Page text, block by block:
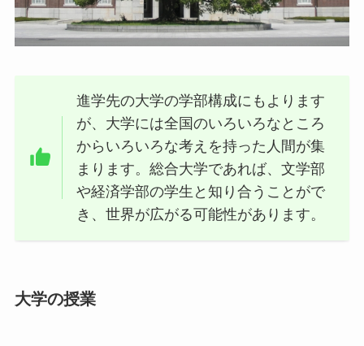
進学先の大学の学部構成にもよります
が、大学には全国のいろいろなところ
からいろいろな考えを持った人間が集
まります。総合大学であれば、文学部
や経済学部の学生と知り合うことがで
き、世界が広がる可能性があります。
大学の授業